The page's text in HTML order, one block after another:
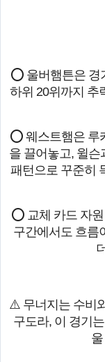
⭕ 울버햄튼은 경
하위 20위까지 추
⭕ 웨스트햄은 루
을 끌어놓고, 윌
패턴으로 꾸준히
⭕ 교체 카드 자
구간에서도 흐름
⚠️ 무너지는 수비
구도라, 이 경기